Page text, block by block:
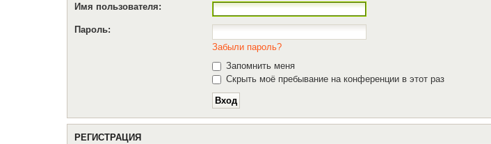
Имя пользователя:
Пароль:
Забыли пароль?
Запомнить меня
Скрыть моё пребывание на конференции в этот раз
РЕГИСТРАЦИЯ